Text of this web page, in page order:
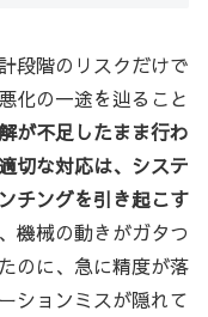
段階のリスクだけで
化の一途を辿ること
が不足したまま行わ
切な対応は、システ
チングを引き起こす
機械の動きがガタつ
のに、急に精度が落
ションミスが隠れて